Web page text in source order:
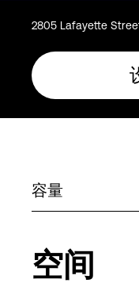
2805 Lafayette
容量
空间